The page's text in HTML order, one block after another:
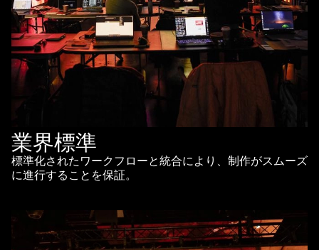
業界標準
標準化されたワークフローと統合により、制作がスムーズ
に進行することを保証。